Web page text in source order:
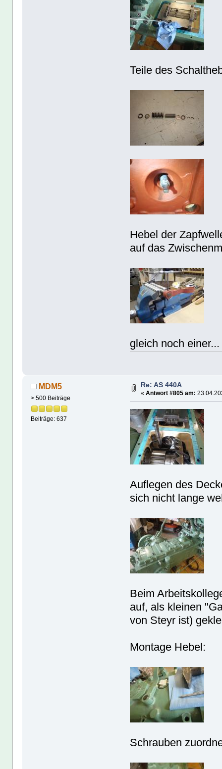
Teile des
Hebel der
auf das
gleich noch einer...
MDM5
> 500 Beiträge
Beiträge: 637
Re: AS 440A
« Antwort #805 am:
Auflegen des
sich nicht lange
Beim
auf, als kleinen
von Steyr ist)
Montage Hebel:
Schrauben